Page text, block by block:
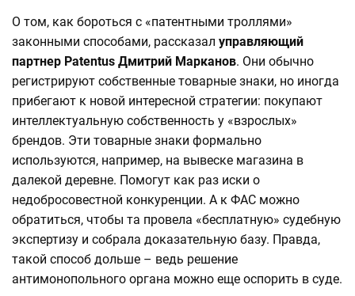
О том, как бороться с «патентными троллями»
законными способами, рассказал управляющий
партнер Patentus Дмитрий Марканов. Они обычно
регистрируют собственные товарные знаки, но иногда
прибегают к новой интересной стратегии: покупают
интеллектуальную собственность у «взрослых»
брендов. Эти товарные знаки формально
используются, например, на вывеске магазина в
далекой деревне. Помогут как раз иски о
недобросовестной конкуренции. А к ФАС можно
обратиться, чтобы та провела «бесплатную» судебную
экспертизу и собрала доказательную базу. Правда,
такой способ дольше – ведь решение
антимонопольного органа можно еще оспорить в суде.